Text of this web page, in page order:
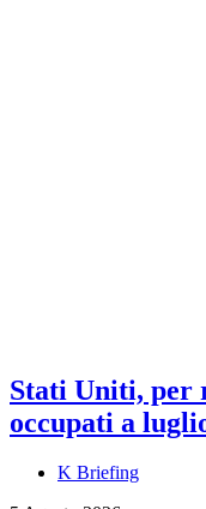
Stati Uniti, per
occupati a
K Briefing